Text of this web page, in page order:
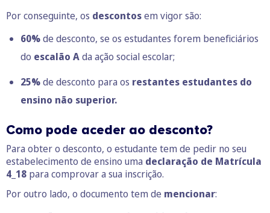
Por conseguinte, os descontosem vigor são:
60%de desconto, se os estudantes forem beneficiários
do escalão Ada ação social escolar;
25%de desconto para os restantes estudantes do
ensino não superior.
Como pode aceder ao desconto?
Para obter o desconto, o estudante tem de pedir no seu
estabelecimento de ensino uma declaração de Matrícula
4_18 para comprovar a sua inscrição.
Por outro lado, o documento tem de mencionar: